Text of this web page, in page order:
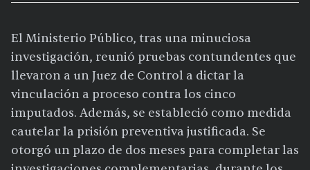
El Ministerio Público, tras una minuciosa
investigación, reunió pruebas contundentes que
llevaron a un Juez de Control a dictar la
vinculación a proceso contra los cinco
imputados. Además, se estableció como medida
cautelar la prisión preventiva justificada. Se
otorgó un plazo de dos meses para completar las